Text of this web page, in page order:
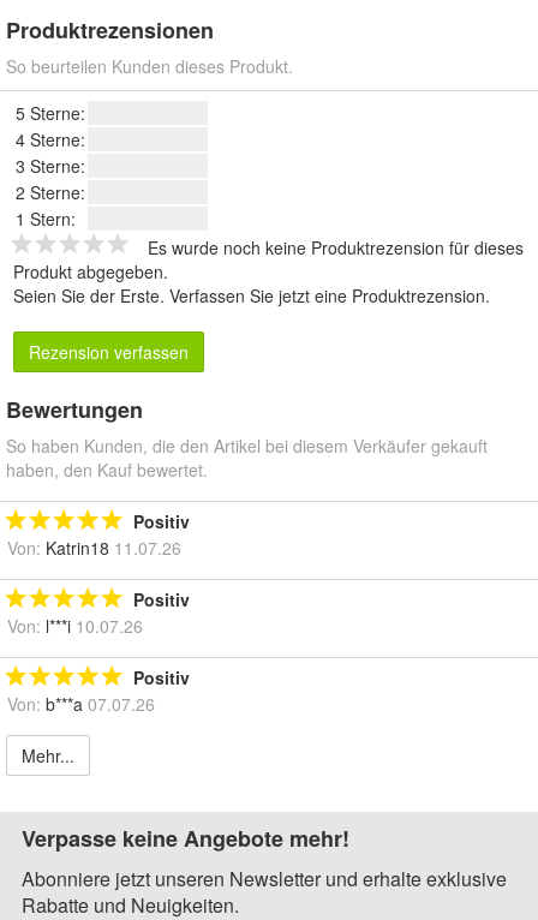
Produktrezensionen
So beurteilen Kunden dieses Produkt.
5 Sterne:
4 Sterne:
3 Sterne:
2 Sterne:
1 Stern:
Es wurde noch keine Produktrezension für dieses
Produkt abgegeben.
Seien Sie der Erste. Verfassen Sie jetzt eine Produktrezension.
Rezension verfassen
Bewertungen
So haben Kunden, die den Artikel bei diesem Verkäufer gekauft
haben, den Kauf bewertet.
Positiv
Von: Katrin18 11.07.26
Positiv
Von: l***i 10.07.26
Positiv
Von: b***a 07.07.26
Mehr...
Verpasse keine Angebote mehr!
Abonniere jetzt unseren Newsletter und erhalte exklusive
Rabatte und Neuigkeiten.